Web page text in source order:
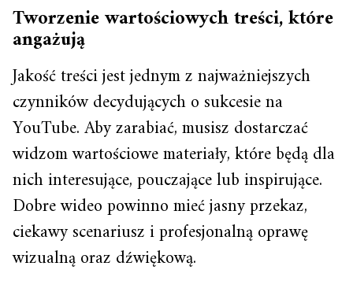
Tworzenie wartościowych treści, które
angażują
Jakość treści jest jednym z najważniejszych
czynników decydujących o sukcesie na
YouTube. Aby zarabiać, musisz dostarczać
widzom wartościowe materiały, które będą dla
nich interesujące, pouczające lub inspirujące.
Dobre wideo powinno mieć jasny przekaz,
ciekawy scenariusz i profesjonalną oprawę
wizualną oraz dźwiękową.